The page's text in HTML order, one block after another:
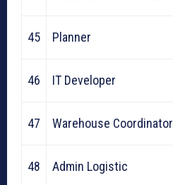
45 Planner
46 IT Developer
47 Warehouse Coordinator
48 Admin Logistic